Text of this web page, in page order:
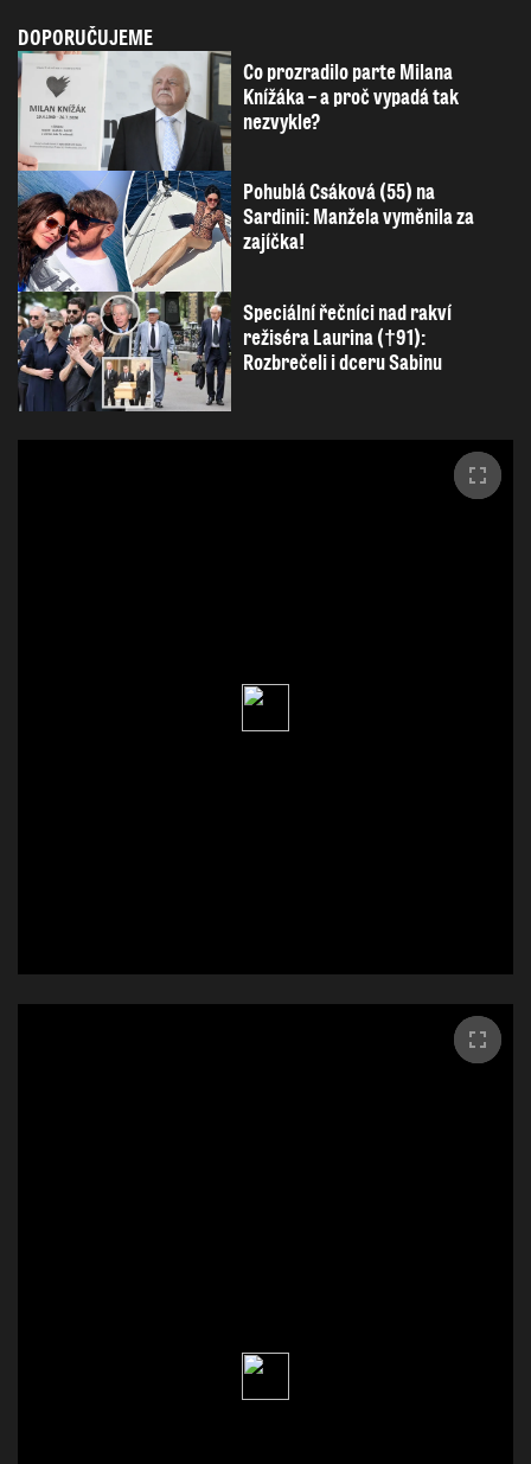
DOPORUČUJEME
Co prozradilo parte Milana
Knížáka – a proč vypadá tak
nezvykle?
Pohublá Csáková (55) na
Sardinii: Manžela vyměnila za
zajíčka!
Speciální řečníci nad rakví
režiséra Laurina (†91):
Rozbrečeli i dceru Sabinu